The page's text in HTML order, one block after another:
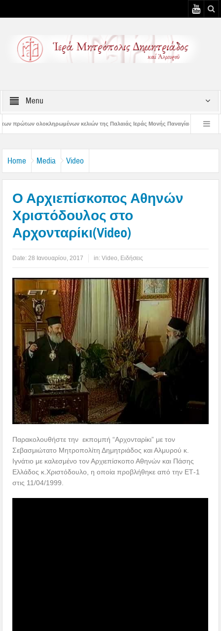
Menu
κελιών της Παλαιάς Ιεράς Μονής Παναγίας Κάτω Ξενιάς Δημητριάδος
Home Media Video
Ο Αρχιεπίσκοπος Αθηνών
Χριστόδουλος στο
Αρχονταρίκι(Video)
Date: 28 Ιανουαρίου, 2017 in:Video Ειδήσεις
Παρακολουθήστε την εκπομπή “Αρχονταρίκι” με τον
Σεβασμιώτατο Μητροπολίτη Δημητριάδος και Αλμυρού κ.
Ιγνάτιο με καλεσμένο τον Αρχιεπίσκοπο Αθηνών και Πάσης
Ελλάδος κ.Χριστόδουλο, η οποία προβλήθηκε από την ΕΤ-1
στις 11/04/1999.